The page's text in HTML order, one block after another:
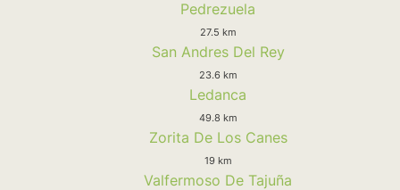
Pedrezuela
27.5 km
San Andres Del Rey
23.6 km
Ledanca
49.8 km
Zorita De Los Canes
19 km
Valfermoso De Tajuña